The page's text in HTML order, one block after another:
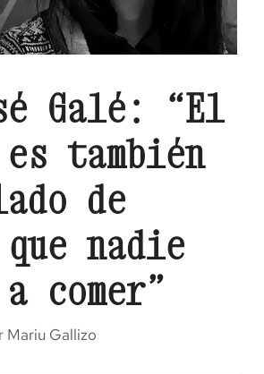
Galé: “El
también
de
nadie
comer”
Mariu Gallizo